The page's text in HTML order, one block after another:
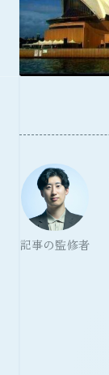
記事の監修者